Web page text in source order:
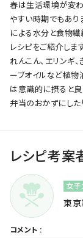
春は生活環境が変わ
やすい時期でもあり
による水分と食物繊
レシピをご紹介します
れんこん、エリンギ
ーブオイルなど植
は意識的に摂ると良
弁当のおかずにした
レシピ考案
女子
東
コメント :